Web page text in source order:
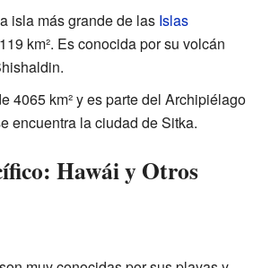
isla más grande de las Islas
km². Es conocida por su volcán
4065 km² y es parte del Archipiélago
encuentra la ciudad de Sitka.
Hawái y Otros